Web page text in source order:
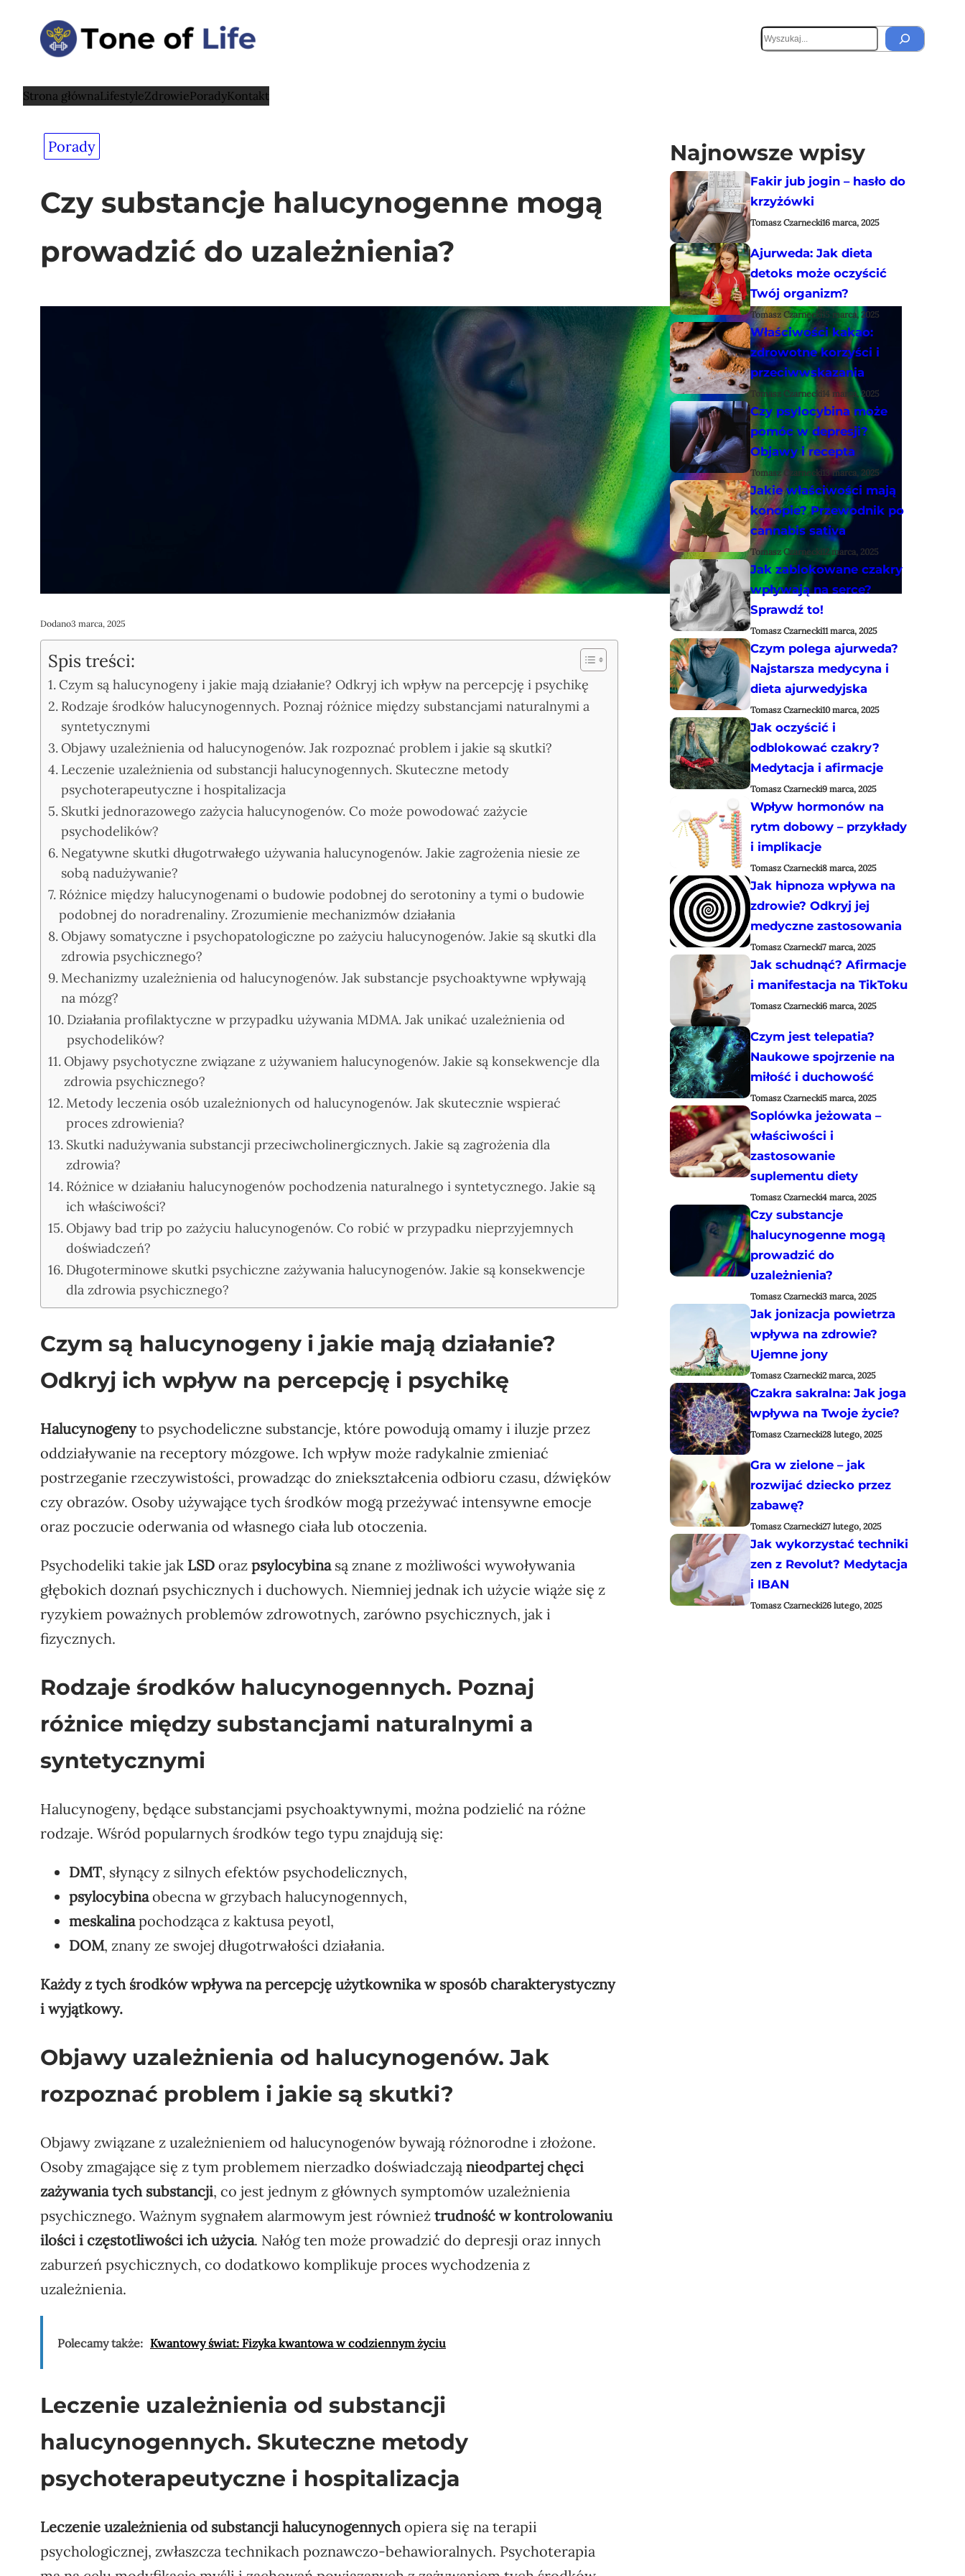
Przejdź
S
e
Strona głównaLifestyleZdrowiePoradyKontakt
Porady
Czy substancje halucynogenne mogą
prowadzić do uzależnienia?
Dodano3 marca, 2025
Spis treści:
Czym są halucynogeny i jakie mają działanie? Odkryj ich wpływ na percepcję i psychikę
Rodzaje środków halucynogennych. Poznaj różnice między substancjami naturalnymi a
syntetycznymi
Objawy uzależnienia od halucynogenów. Jak rozpoznać problem i jakie są skutki?
Leczenie uzależnienia od substancji halucynogennych. Skuteczne metody
psychoterapeutyczne i hospitalizacja
Skutki jednorazowego zażycia halucynogenów. Co może powodować zażycie
psychodelików?
Negatywne skutki długotrwałego używania halucynogenów. Jakie zagrożenia niesie ze
sobą nadużywanie?
Różnice między halucynogenami o budowie podobnej do serotoniny a tymi o budowie
podobnej do noradrenaliny. Zrozumienie mechanizmów działania
Objawy somatyczne i psychopatologiczne po zażyciu halucynogenów. Jakie są skutki dla
zdrowia psychicznego?
Mechanizmy uzależnienia od halucynogenów. Jak substancje psychoaktywne wpływają
na mózg?
Działania profilaktyczne w przypadku używania MDMA. Jak unikać uzależnienia od
psychodelików?
Objawy psychotyczne związane z używaniem halucynogenów. Jakie są konsekwencje dla
zdrowia psychicznego?
Metody leczenia osób uzależnionych od halucynogenów. Jak skutecznie wspierać
proces zdrowienia?
Skutki nadużywania substancji przeciwcholinergicznych. Jakie są zagrożenia dla
zdrowia?
Różnice w działaniu halucynogenów pochodzenia naturalnego i syntetycznego. Jakie są
ich właściwości?
Objawy bad trip po zażyciu halucynogenów. Co robić w przypadku nieprzyjemnych
doświadczeń?
Długoterminowe skutki psychiczne zażywania halucynogenów. Jakie są konsekwencje
dla zdrowia psychicznego?
Czym są halucynogeny i jakie mają działanie?
Odkryj ich wpływ na percepcję i psychikę
Halucynogenyto psychodeliczne substancje, które powodują omamy i iluzje przez
oddziaływanie na receptory mózgowe. Ich wpływ może radykalnie zmieniać
postrzeganie rzeczywistości, prowadząc do zniekształcenia odbioru czasu, dźwięków
czy obrazów. Osoby używające tych środków mogą przeżywać intensywne emocje
oraz poczucie oderwania od własnego ciała lub otoczenia.
Psychodeliki takie jak LSD oraz psylocybinasą znane z możliwości wywoływania
głębokich doznań psychicznych i duchowych. Niemniej jednak ich użycie wiąże się z
ryzykiem poważnych problemów zdrowotnych, zarówno psychicznych, jak i
fizycznych.
Rodzaje środków halucynogennych. Poznaj
różnice między substancjami naturalnymi a
syntetycznymi
Halucynogeny, będące substancjami psychoaktywnymi, można podzielić na różne
rodzaje. Wśród popularnych środków tego typu znajdują się:
DMT, słynący z silnych efektów psychodelicznych,
psylocybinaobecna w grzybach halucynogennych,
meskalinapochodząca z kaktusa peyotl,
DOM, znany ze swojej długotrwałości działania.
Każdy z tych środków wpływa na percepcję użytkownika w sposób charakterystyczny
i wyjątkowy.
Objawy uzależnienia od halucynogenów. Jak
rozpoznać problem i jakie są skutki?
Objawy związane z uzależnieniem od halucynogenów bywają różnorodne i złożone.
Osoby zmagające się z tym problemem nierzadko doświadczają nieodpartej chęci
zażywania tych substancji, co jest jednym z głównych symptomów uzależnienia
psychicznego. Ważnym sygnałem alarmowym jest również trudność w kontrolowaniu
ilości i częstotliwości ich użycia. Nałóg ten może prowadzić do depresji oraz innych
zaburzeń psychicznych, co dodatkowo komplikuje proces wychodzenia z
uzależnienia.
Polecamy także: Kwantowy świat: Fizyka kwantowa w codziennym życiu
Leczenie uzależnienia od substancji
halucynogennych. Skuteczne metody
psychoterapeutyczne i hospitalizacja
Leczenie uzależnienia od substancji halucynogennychopiera się na terapii
psychologicznej, zwłaszcza technikach poznawczo-behawioralnych. Psychoterapia
Najnowsze wpisy
Fakir jub jogin – hasło do
krzyżówki
Tomasz Czarnecki16 marca, 2025
Ajurweda: Jak dieta
detoks może oczyścić
Twój organizm?
Tomasz Czarnecki15 marca, 2025
Właściwości kakao:
zdrowotne korzyści i
przeciwwskazania
Tomasz Czarnecki14 marca, 2025
Czy psylocybina może
pomóc w depresji?
Objawy i recepta
Tomasz Czarnecki 13 marca, 2025
Jakie właściwości mają
konopie? Przewodnik po
cannabis sativa
Tomasz Czarnecki12 marca, 2025
Jak zablokowane czakry
wpływają na serce?
Sprawdź to!
Tomasz Czarnecki11 marca, 2025
Czym polega ajurweda?
Najstarsza medycyna i
dieta ajurwedyjska
Tomasz Czarnecki10 marca, 2025
Jak oczyścić i
odblokować czakry?
Medytacja i afirmacje
Tomasz Czarnecki9 marca, 2025
Wpływ hormonów na
rytm dobowy – przykłady
i implikacje
Tomasz Czarnecki8 marca, 2025
Jak hipnoza wpływa na
zdrowie? Odkryj jej
medyczne zastosowania
Tomasz Czarnecki7 marca, 2025
Jak schudnąć? Afirmacje
i manifestacja na TikToku
Tomasz Czarnecki6 marca, 2025
Czym jest telepatia?
Naukowe spojrzenie na
miłość i duchowość
Tomasz Czarnecki5 marca, 2025
Soplówka jeżowata –
właściwości i
zastosowanie
suplementu diety
Tomasz Czarnecki4 marca, 2025
Czy substancje
halucynogenne mogą
prowadzić do
uzależnienia?
Tomasz Czarnecki3 marca, 2025
Jak jonizacja powietrza
wpływa na zdrowie?
Ujemne jony
Tomasz Czarnecki2 marca, 2025
Czakra sakralna: Jak joga
wpływa na Twoje życie?
Tomasz Czarnecki28 lutego, 2025
Gra w zielone – jak
rozwijać dziecko przez
zabawę?
Tomasz Czarnecki27 lutego, 2025
Jak wykorzystać techniki
zen z Revolut? Medytacja
i IBAN
Tomasz Czarnecki26 lutego, 2025